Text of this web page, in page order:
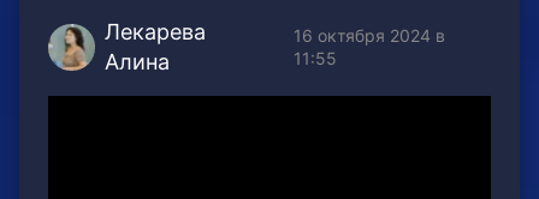
Лекарева
Алина
16 октября 2024 в
11:55